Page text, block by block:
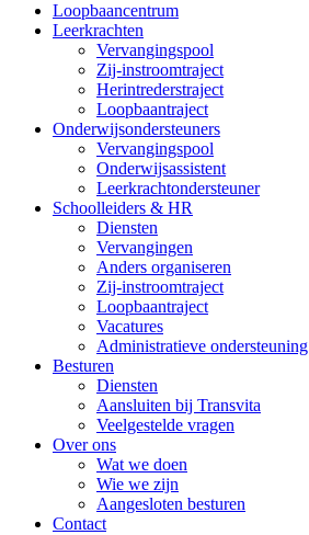
Loopbaancentrum
Leerkrachten
Vervangingspool
Zij-instroomtraject
Herintrederstraject
Loopbaantraject
Onderwijsondersteuners
Vervangingspool
Onderwijsassistent
Leerkrachtondersteuner
Schoolleiders & HR
Diensten
Vervangingen
Anders organiseren
Zij-instroomtraject
Loopbaantraject
Vacatures
Administratieve ondersteuning
Besturen
Diensten
Aansluiten bij Transvita
Veelgestelde vragen
Over ons
Wat we doen
Wie we zijn
Aangesloten besturen
Contact